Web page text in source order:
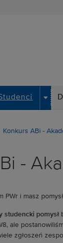
Konkurs ABi -
-
i masz
studencki pomysł
ale
zgłoszeń